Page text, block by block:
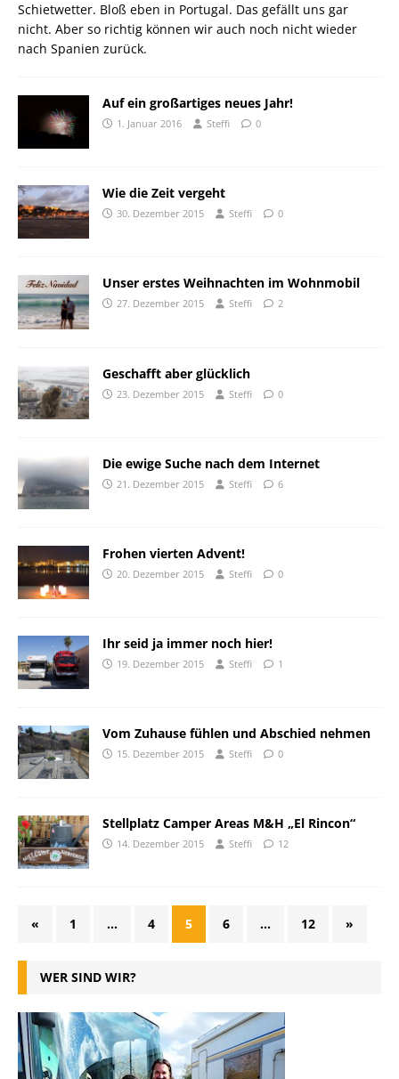
Schietwetter. Bloß eben in Portugal. Das gefällt uns gar
nicht. Aber so richtig können wir auch noch nicht wieder
nach Spanien zurück.
Auf ein großartiges neues Jahr!
1. Januar 2016 Steffi 0
Wie die Zeit vergeht
30. Dezember 2015 Steffi 0
Unser erstes Weihnachten im Wohnmobil
27. Dezember 2015 Steffi 2
Geschafft aber glücklich
23. Dezember 2015 Steffi 0
Die ewige Suche nach dem Internet
21. Dezember 2015 Steffi 6
Frohen vierten Advent!
20. Dezember 2015 Steffi 0
Ihr seid ja immer noch hier!
19. Dezember 2015 Steffi 1
Vom Zuhause fühlen und Abschied nehmen
15. Dezember 2015 Steffi 0
Stellplatz Camper Areas M&H „El Rincon“
14. Dezember 2015 Steffi 12
« 1 … 4 5 6 … 12 »
WER SIND WIR?